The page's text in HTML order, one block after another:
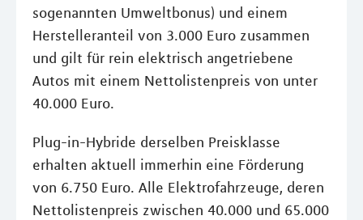
sogenannten Umweltbonus) und einem
Herstelleranteil von 3.000 Euro zusammen
und gilt für rein elektrisch angetriebene
Autos mit einem Nettolistenpreis von unter
40.000 Euro.
Plug-in-Hybride derselben Preisklasse
erhalten aktuell immerhin eine Förderung
von 6.750 Euro. Alle Elektrofahrzeuge, deren
Nettolistenpreis zwischen 40.000 und 65.000